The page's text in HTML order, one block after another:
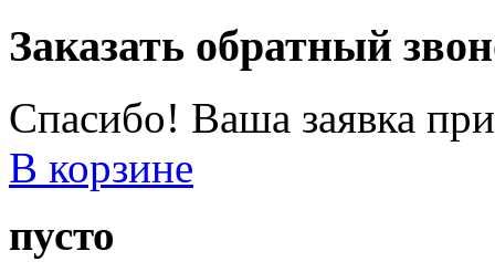
Заказать обратный
Спасибо! Ваша заявка
В корзине
пусто